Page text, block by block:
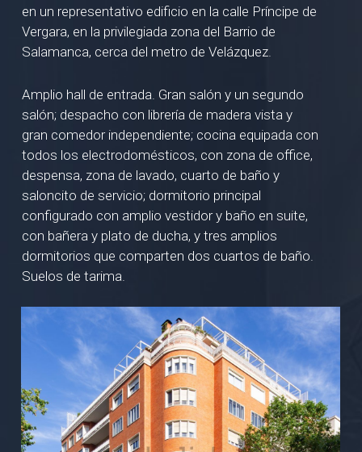
en un representativo edificio en la calle Príncipe de
Vergara, en la privilegiada zona del Barrio de
Salamanca, cerca del metro de Velázquez.
Amplio hall de entrada. Gran salón y un segundo
salón; despacho con librería de madera vista y
gran comedor independiente; cocina equipada con
todos los electrodomésticos, con zona de office,
despensa, zona de lavado, cuarto de baño y
saloncito de servicio; dormitorio principal
configurado con amplio vestidor y baño en suite,
con bañera y plato de ducha, y tres amplios
dormitorios que comparten dos cuartos de baño.
Suelos de tarima.